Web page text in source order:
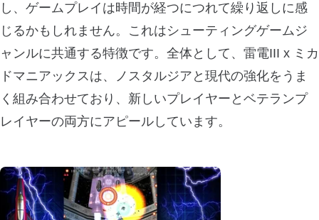
し、ゲームプレイは時間が経つにつれて繰り返しに感
じるかもしれません。これはシューティングゲームジ
ャンルに共通する特徴です。全体として、雷電III x ミカ
ドマニアックスは、ノスタルジアと現代の強化をうま
く組み合わせており、新しいプレイヤーとベテランプ
レイヤーの両方にアピールしています。